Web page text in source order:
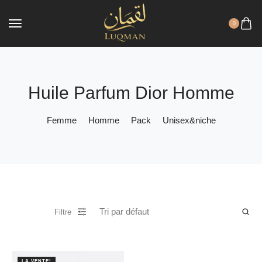
0
Huile Parfum Dior Homme
Femme Homme Pack Unisex&niche
Filtre